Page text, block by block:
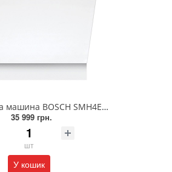
Посудомийна машина BOSCH SMH4ECX28E
35 999 грн.
шт
У кошик